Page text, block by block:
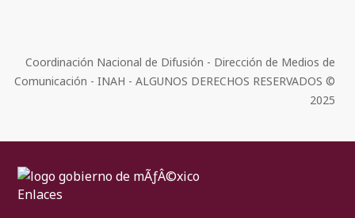
Coordinación Nacional de Difusión - Dirección de Medios de
Comunicación - INAH - ALGUNOS DERECHOS RESERVADOS ©
2025
Enlaces